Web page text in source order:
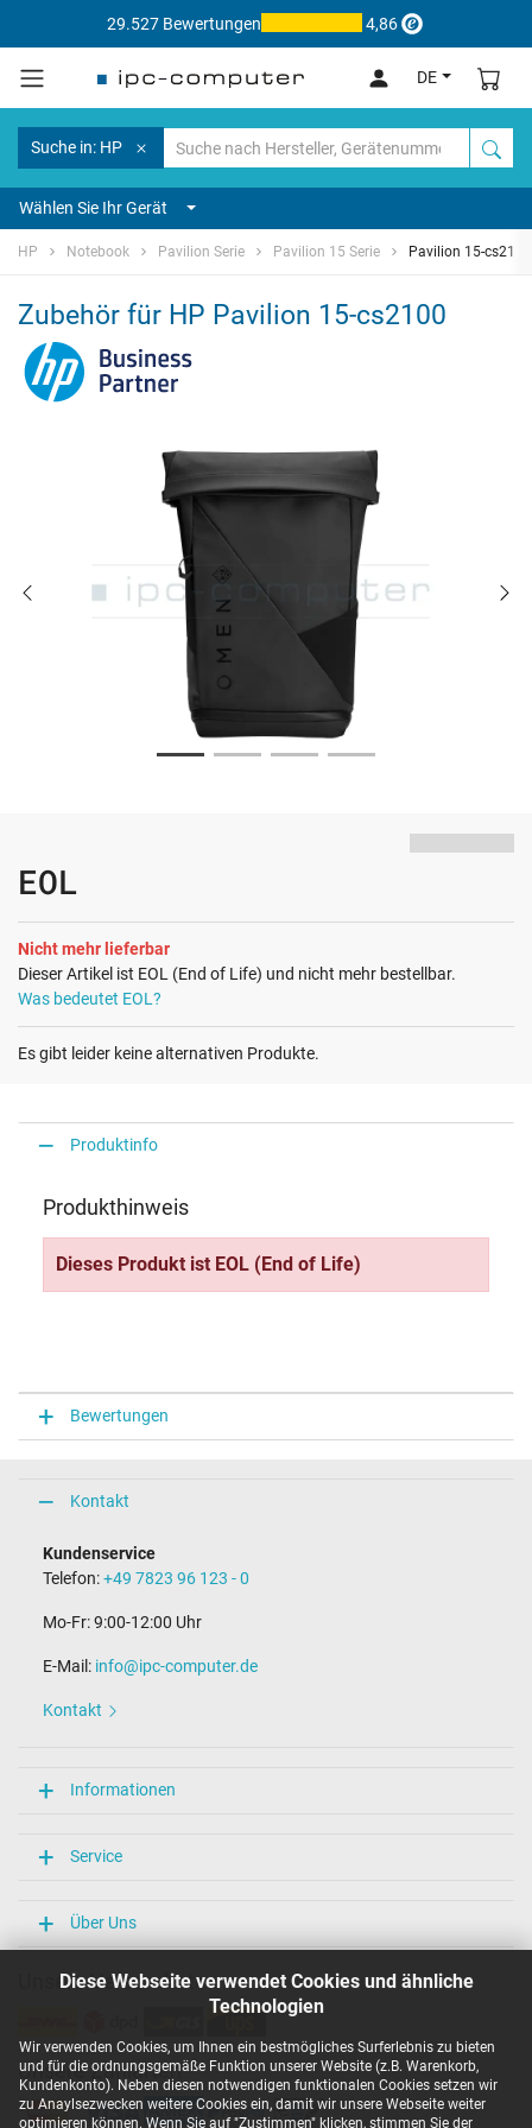
Diese Webseite verwendet Cookies und ähnliche
Technologien
Wir verwenden Cookies, um Ihnen ein bestmögliches Surferlebnis zu bieten
und für die ordnungsgemäße Funktion unserer Website (z.B. Warenkorb,
Kundenkonto). Neben diesen notwendigen funktionalen Cookies setzen wir
zu Anaylsezwecken weitere Cookies ein, damit wir unsere Webseite weiter
optimieren können. Wenn Sie auf "Zustimmen" klicken, stimmen Sie der
29.527 Bewertungen 4,86
DE
Suche in: HP
Wählen Sie Ihr Gerät
HP Notebook Pavilion Serie Pavilion 15 Serie Pavilion 15-cs2100
Zubehör für HP Pavilion 15-cs2100
EOL
Nicht mehr lieferbar
Dieser Artikel ist EOL (End of Life) und nicht mehr bestellbar.
Was bedeutet EOL?
Es gibt leider keine alternativen Produkte.
Produktinfo
Produkthinweis
Dieses Produkt ist EOL (End of Life)
Bewertungen
Kontakt
Kundenservice
Telefon:+49 7823 96 123 - 0
Mo-Fr: 9:00-12:00 Uhr
E-Mail: info@ipc-computer.de
Kontakt
Informationen
Service
Über Uns
Unsere Versandarten
Unsere Zahlarten